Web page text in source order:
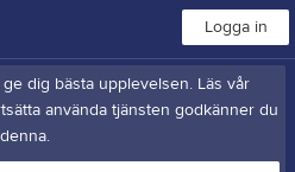
Logga in
dig bästa upplevelsen. Läs vår
använda tjänsten godkänner du
denna.